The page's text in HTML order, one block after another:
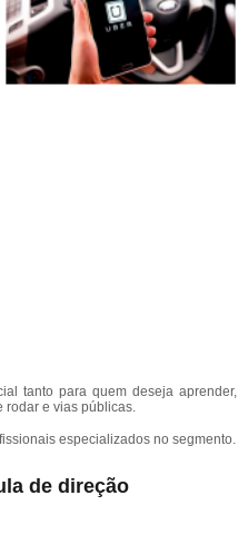
tanto para quem deseja aprender,
rodar e vias públicas.
especializados no segmento.
de direção